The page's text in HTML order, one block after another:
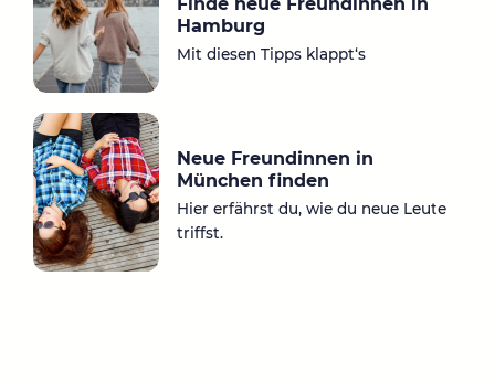
Hamburg
Mit diesen Tipps klappt‘s
Neue Freundinnen in
München finden
Hier erfährst du, wie du neue Leute
triffst.